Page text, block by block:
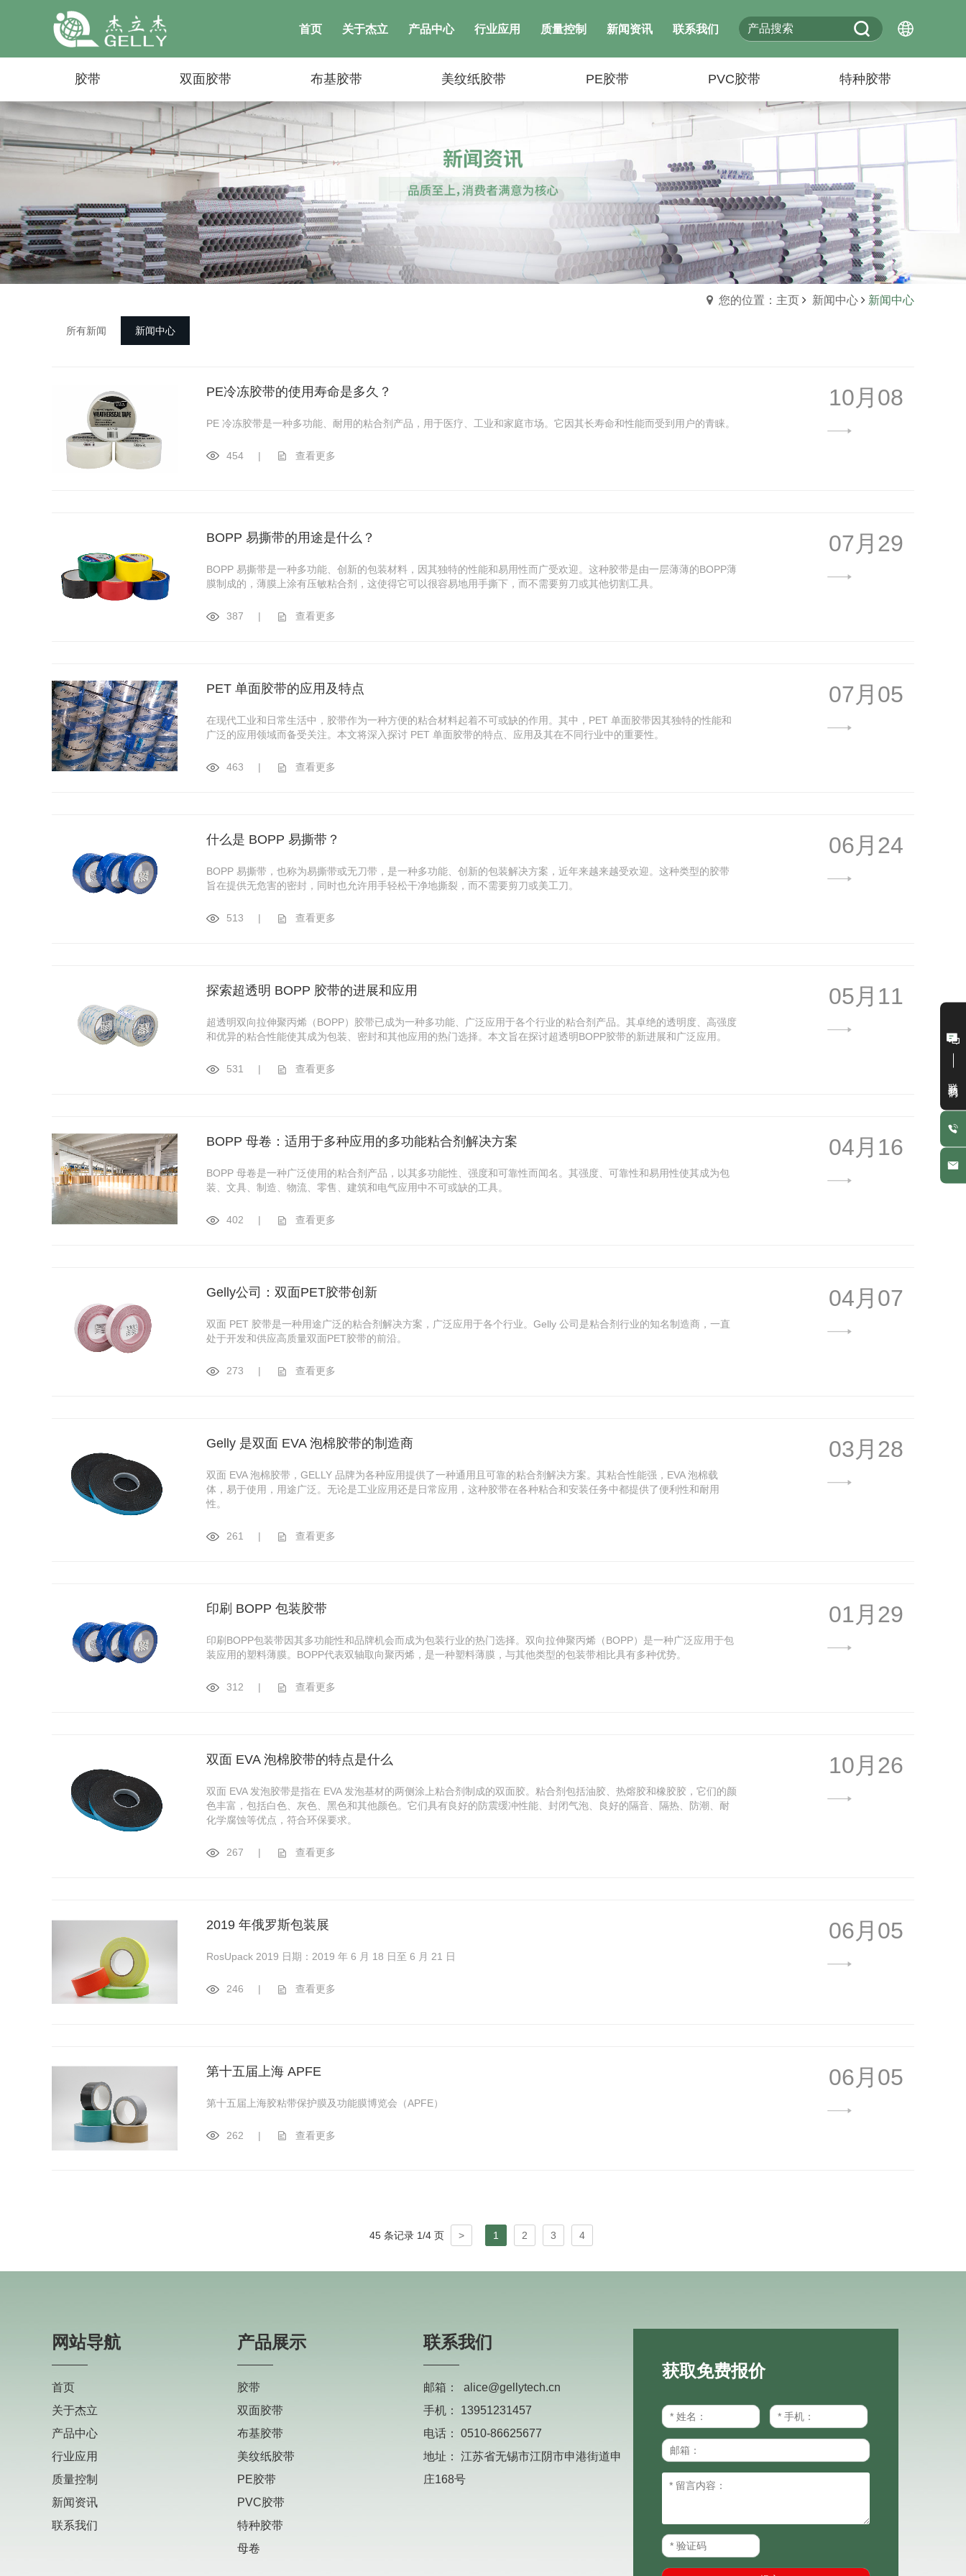
首页 关于杰立 产品中心 行业应用 质量控制 新闻资讯 联系我们
胶带 双面胶带 布基胶带 美纹纸胶带 PE胶带 PVC胶带 特种胶带
您的位置：主页 新闻中心 新闻中心
所有新闻 新闻中心
PE冷冻胶带的使用寿命是多久？
PE 冷冻胶带是一种多功能、耐用的粘合剂产品，用于医疗、工业和家庭市场。它因其长寿命和性能而受到用户的青睐。
10月08
454 | 查看更多
BOPP 易撕带的用途是什么？
BOPP 易撕带是一种多功能、创新的包装材料，因其独特的性能和易用性而广受欢迎。这种胶带是由一层薄薄的BOPP薄
膜制成的，薄膜上涂有压敏粘合剂，这使得它可以很容易地用手撕下，而不需要剪刀或其他切割工具。
07月29
387 | 查看更多
PET 单面胶带的应用及特点
在现代工业和日常生活中，胶带作为一种方便的粘合材料起着不可或缺的作用。其中，PET 单面胶带因其独特的性能和
广泛的应用领域而备受关注。本文将深入探讨 PET 单面胶带的特点、应用及其在不同行业中的重要性。
07月05
463 | 查看更多
什么是 BOPP 易撕带？
BOPP 易撕带，也称为易撕带或无刀带，是一种多功能、创新的包装解决方案，近年来越来越受欢迎。这种类型的胶带
旨在提供无危害的密封，同时也允许用手轻松干净地撕裂，而不需要剪刀或美工刀。
06月24
513 | 查看更多
探索超透明 BOPP 胶带的进展和应用
超透明双向拉伸聚丙烯（BOPP）胶带已成为一种多功能、广泛应用于各个行业的粘合剂产品。其卓绝的透明度、高强度
和优异的粘合性能使其成为包装、密封和其他应用的热门选择。本文旨在探讨超透明BOPP胶带的新进展和广泛应用。
05月11
531 | 查看更多
BOPP 母卷：适用于多种应用的多功能粘合剂解决方案
BOPP 母卷是一种广泛使用的粘合剂产品，以其多功能性、强度和可靠性而闻名。其强度、可靠性和易用性使其成为包
装、文具、制造、物流、零售、建筑和电气应用中不可或缺的工具。
04月16
402 | 查看更多
Gelly公司：双面PET胶带创新
双面 PET 胶带是一种用途广泛的粘合剂解决方案，广泛应用于各个行业。Gelly 公司是粘合剂行业的知名制造商，一直
处于开发和供应高质量双面PET胶带的前沿。
04月07
273 | 查看更多
Gelly 是双面 EVA 泡棉胶带的制造商
双面 EVA 泡棉胶带，GELLY 品牌为各种应用提供了一种通用且可靠的粘合剂解决方案。其粘合性能强，EVA 泡棉载
体，易于使用，用途广泛。无论是工业应用还是日常应用，这种胶带在各种粘合和安装任务中都提供了便利性和耐用
性。
03月28
261 | 查看更多
印刷 BOPP 包装胶带
印刷BOPP包装带因其多功能性和品牌机会而成为包装行业的热门选择。双向拉伸聚丙烯（BOPP）是一种广泛应用于包
装应用的塑料薄膜。BOPP代表双轴取向聚丙烯，是一种塑料薄膜，与其他类型的包装带相比具有多种优势。
01月29
312 | 查看更多
双面 EVA 泡棉胶带的特点是什么
双面 EVA 发泡胶带是指在 EVA 发泡基材的两侧涂上粘合剂制成的双面胶。粘合剂包括油胶、热熔胶和橡胶胶，它们的颜
色丰富，包括白色、灰色、黑色和其他颜色。它们具有良好的防震缓冲性能、封闭气泡、良好的隔音、隔热、防潮、耐
化学腐蚀等优点，符合环保要求。
10月26
267 | 查看更多
2019 年俄罗斯包装展
RosUpack 2019 日期：2019 年 6 月 18 日至 6 月 21 日
06月05
246 | 查看更多
第十五届上海 APFE
第十五届上海胶粘带保护膜及功能膜博览会（APFE）
06月05
262 | 查看更多
45 条记录 1/4 页 > 1 2 3 4
网站导航
首页
关于杰立
产品中心
行业应用
质量控制
新闻资讯
联系我们
产品展示
胶带
双面胶带
布基胶带
美纹纸胶带
PE胶带
PVC胶带
特种胶带
母卷
联系我们
邮箱：
alice@gellytech.cn
手机：
13951231457
电话：
0510-86625677
地址：
江苏省无锡市江阴市申港街道申
庄168号
获取免费报价